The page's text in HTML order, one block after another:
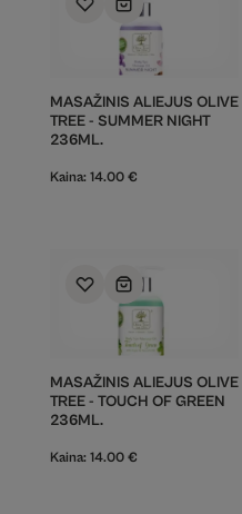
MASAŽINIS ALIEJUS OLIVE
TREE - SUMMER NIGHT
236ML.
Kaina: 14.00 €
MASAŽINIS ALIEJUS OLIVE
TREE - TOUCH OF GREEN
236ML.
Kaina: 14.00 €